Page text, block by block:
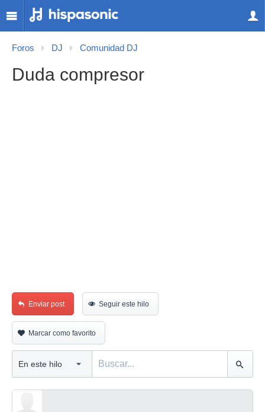
Foros DJ Comunidad DJ
Duda compresor
Enviar post Seguir este hilo
Marcar como favorito